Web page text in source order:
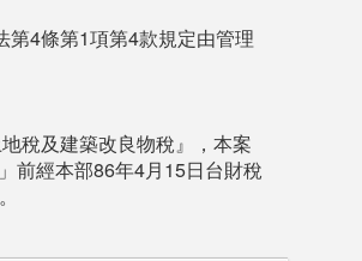
4條第1項第4款規定由管理
稅及建築改良物稅』，本案
前經本部86年4月15日台財稅